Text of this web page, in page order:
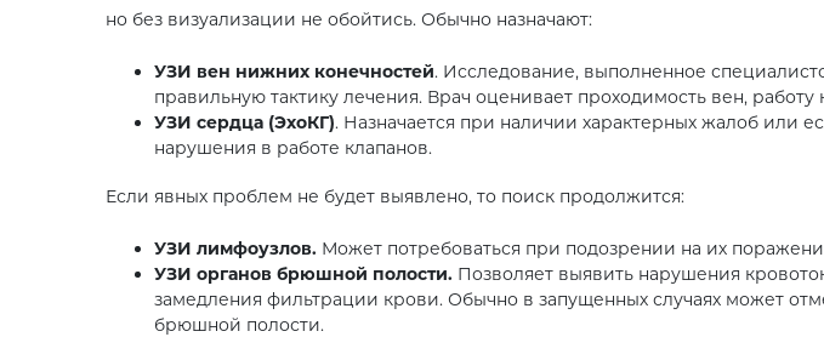
но без визуализации не обойтись. Обычно назначают:
УЗИ вен нижних конечностей. Исследование, выполненное
правильную тактику лечения. Врач оценивает проходимость вен,
УЗИ сердца (ЭхоКГ). Назначается при наличии характерных жалоб или
нарушения в работе клапанов.
Если явных проблем не будет выявлено, то поиск продолжится:
УЗИ лимфоузлов. Может потребоваться при подозрении на их
УЗИ органов брюшной полости. Позволяет выявить нарушения
замедления фильтрации крови. Обычно в запущенных случаях может
брюшной полости.